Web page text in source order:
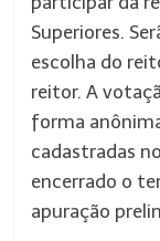
Superiores.
escolha do
reitor. A
forma
cadastradas
encerrado o
apuração